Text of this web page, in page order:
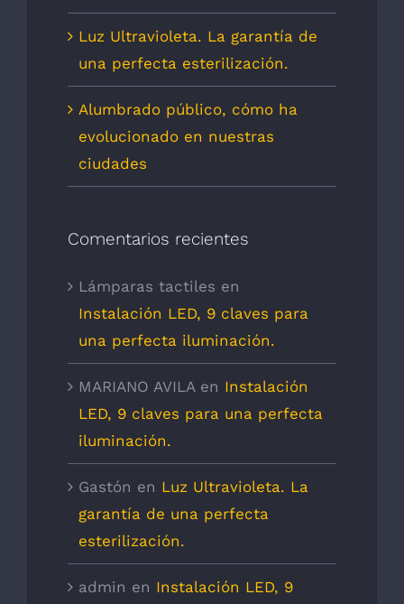
Luz Ultravioleta. La garantía de
una perfecta esterilización.
Alumbrado público, cómo ha
evolucionado en nuestras
ciudades
Comentarios recientes
Lámparas tactiles en
Instalación LED, 9 claves para
una perfecta iluminación.
MARIANO AVILAen Instalación
LED, 9 claves para una perfecta
iluminación.
Gastón en Luz Ultravioleta. La
garantía de una perfecta
esterilización.
admin en Instalación LED, 9